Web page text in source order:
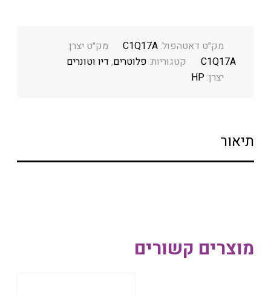
מק״ט דאטהפול:C1Q17A
מק״ט יצרן:
C1Q17A
קטגוריות: פלוטרים, דיו וטונרים
יצרן:HP
תיאור
מוצרים קשורים